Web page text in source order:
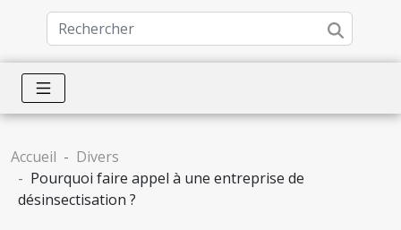
Accueil
Divers
Pourquoi faire appel à une entreprise de
désinsectisation ?